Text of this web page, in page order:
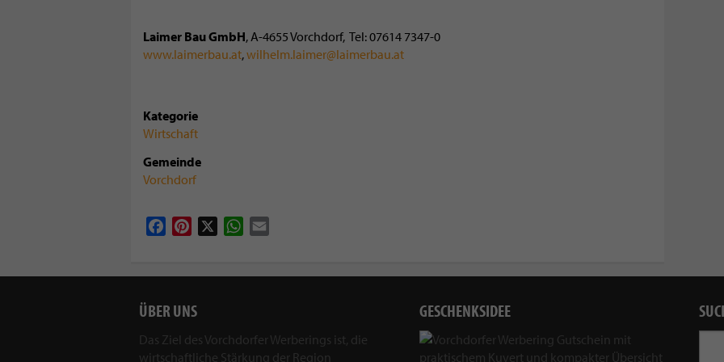
Laimer Bau GmbH, A-4655 Vorchdorf, Tel: 07614 7347-0
www.laimerbau.at,wilhelm.laimer@laimerbau.at
Kategorie
Wirtschaft
Gemeinde
Vorchdorf
FacebookPinterest WhatsApp
ÜBER UNS
Das Ziel des Vorchdorfer Werberings ist, die
wirtschaftliche Stärkung der Region
GESCHENKSIDEE